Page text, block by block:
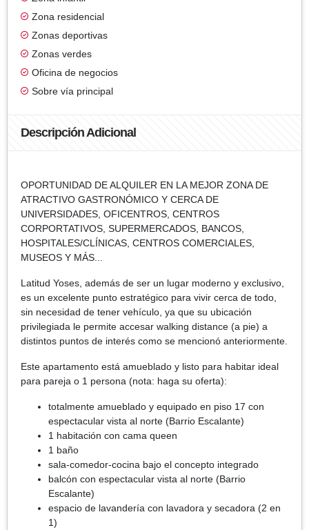
Zona residencial
Zonas deportivas
Zonas verdes
Oficina de negocios
Sobre vía principal
Descripción Adicional
OPORTUNIDAD DE ALQUILER EN LA MEJOR ZONA DE
ATRACTIVO GASTRONÓMICO Y CERCA DE
UNIVERSIDADES, OFICENTROS, CENTROS
CORPORTATIVOS, SUPERMERCADOS, BANCOS,
HOSPITALES/CLÍNICAS, CENTROS COMERCIALES,
MUSEOS Y MÁS...
Latitud Yoses, además de ser un lugar moderno y exclusivo,
es un excelente punto estratégico para vivir cerca de todo,
sin necesidad de tener vehículo, ya que su ubicación
privilegiada le permite accesar walking distance (a pie) a
distintos puntos de interés como se mencionó anteriormente.
Este apartamento está amueblado y listo para habitar ideal
para pareja o 1 persona (nota: haga su oferta):
totalmente amueblado y equipado en piso 17 con
espectacular vista al norte (Barrio Escalante)
1 habitación con cama queen
1 baño
sala-comedor-cocina bajo el concepto integrado
balcón con espectacular vista al norte (Barrio
Escalante)
espacio de lavandería con lavadora y secadora (2 en
1)